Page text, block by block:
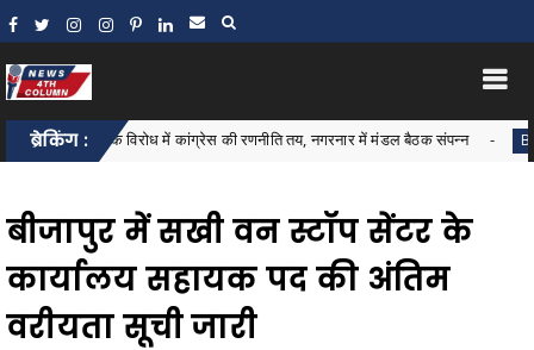
ब्रेकिंग :
मीटर के विरोध में कांग्रेस की रणनीति तय, नगरनार में मंडल बैठक संपन्न Bastar
बीजापुर में सखी वन स्टॉप सेंटर के
कार्यालय सहायक पद की अंतिम
वरीयता सूची जारी